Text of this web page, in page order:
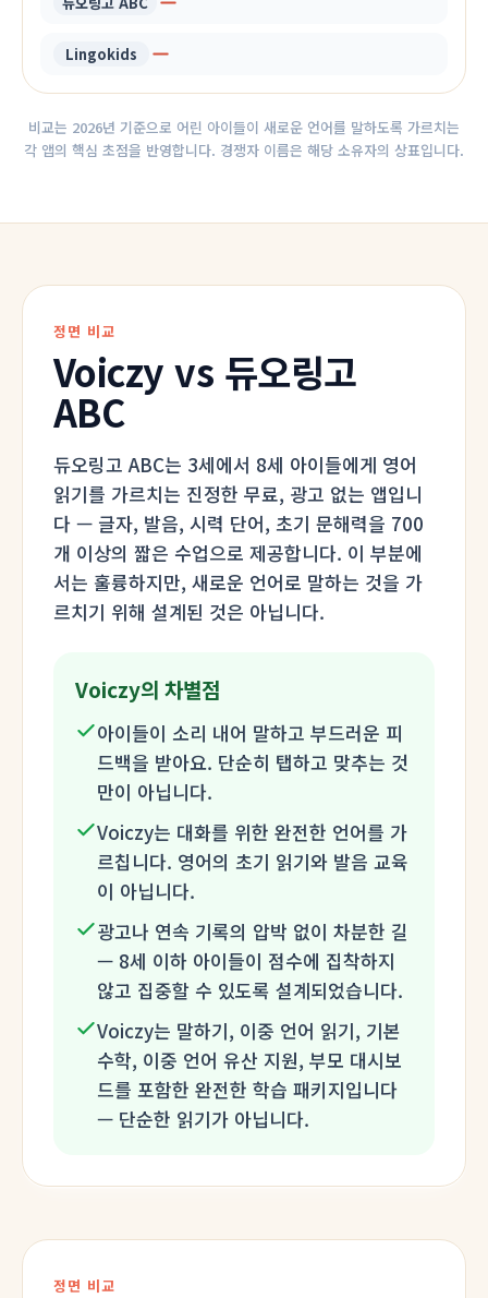
Lingokids
비교는 2026년 기준으로 어린 아이들이 새로운 언어를 말하도록 가르치는
각 앱의 핵심 초점을 반영합니다. 경쟁자 이름은 해당 소유자의 상표입니다.
정면 비교
Voiczy vs 듀오링고
ABC
듀오링고 ABC는 3세에서 8세 아이들에게 영어
읽기를 가르치는 진정한 무료, 광고 없는 앱입니
다 — 글자, 발음, 시력 단어, 초기 문해력을 700
개 이상의 짧은 수업으로 제공합니다. 이 부분에
서는 훌륭하지만, 새로운 언어로 말하는 것을 가
르치기 위해 설계된 것은 아닙니다.
Voiczy의 차별점
아이들이 소리 내어 말하고 부드러운 피
드백을 받아요. 단순히 탭하고 맞추는 것
만이 아닙니다.
Voiczy는 대화를 위한 완전한 언어를 가
르칩니다. 영어의 초기 읽기와 발음 교육
이 아닙니다.
광고나 연속 기록의 압박 없이 차분한 길
— 8세 이하 아이들이 점수에 집착하지
않고 집중할 수 있도록 설계되었습니다.
Voiczy는 말하기, 이중 언어 읽기, 기본
수학, 이중 언어 유산 지원, 부모 대시보
드를 포함한 완전한 학습 패키지입니다
— 단순한 읽기가 아닙니다.
정면 비교